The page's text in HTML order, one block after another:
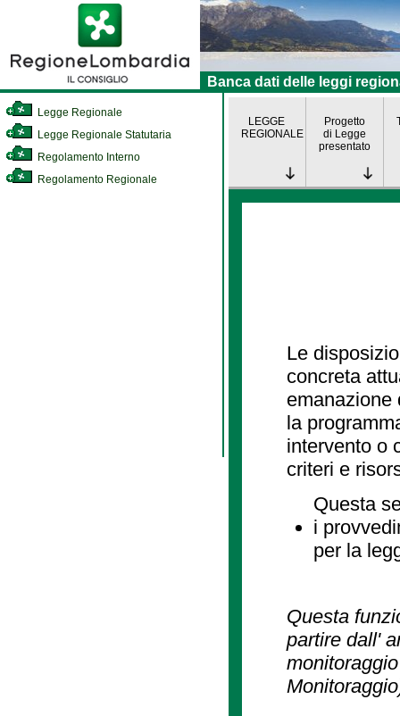
Banca dati delle leggi
Legge Regionale
Legge Regionale Statutaria
Regolamento Interno
Regolamento Regionale
LEGGE
REGIONALE
Progetto
di Legge
presentato
Le
concreta
emanazione
la
intervento o
criteri e
Questa
i
per la
Questa
partire dall'